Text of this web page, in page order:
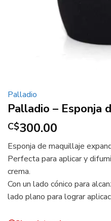
Palladio
Palladio – Esponja
C$300.00
Esponja de maquillaje
Perfecta para aplicar y
crema.
Con un lado cónico para
lado plano para lograr